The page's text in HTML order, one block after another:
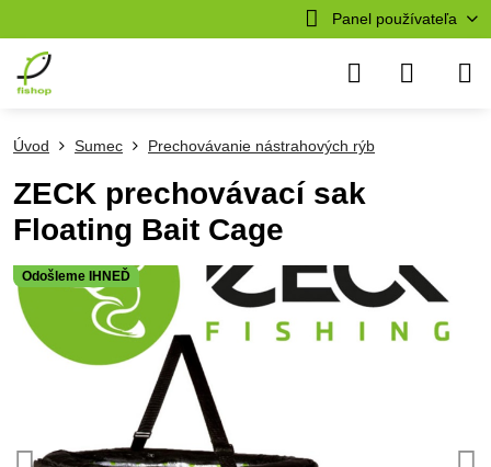
Panel používateľa
Odošleme IHNEĎ
Úvod Sumec Prechovávanie nástrahových rýb
ZECK prechovávací sak
Floating Bait Cage